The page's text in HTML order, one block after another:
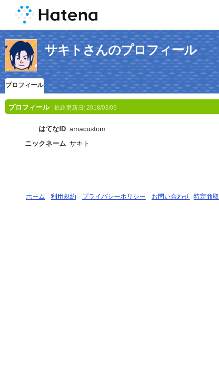
サキトさんのプロフィール
プロフィール
プロフィール 最終更新日: 2018/03/09
はてなID amacustom
ニックネーム サキト
ホーム - 利用規約 - プライバシーポリシー - お問い合わせ- 特定商